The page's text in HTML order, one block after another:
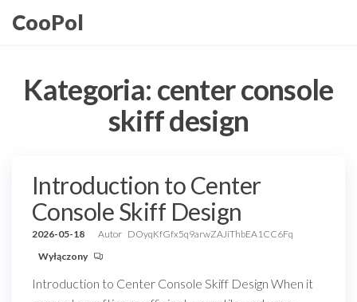
doCooPol
Kategoria: center console
skiff design
Introduction to Center
Console Skiff Design
2026-05-18 Autor DOyqKfGfx5q9arwZAJiThbEA1CC6Fq
Wyłączony
Introduction to Center Console Skiff Design When it